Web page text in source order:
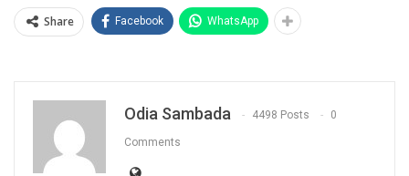
Share Facebook WhatsApp
Odia Sambada 4498 Posts 0
Comments